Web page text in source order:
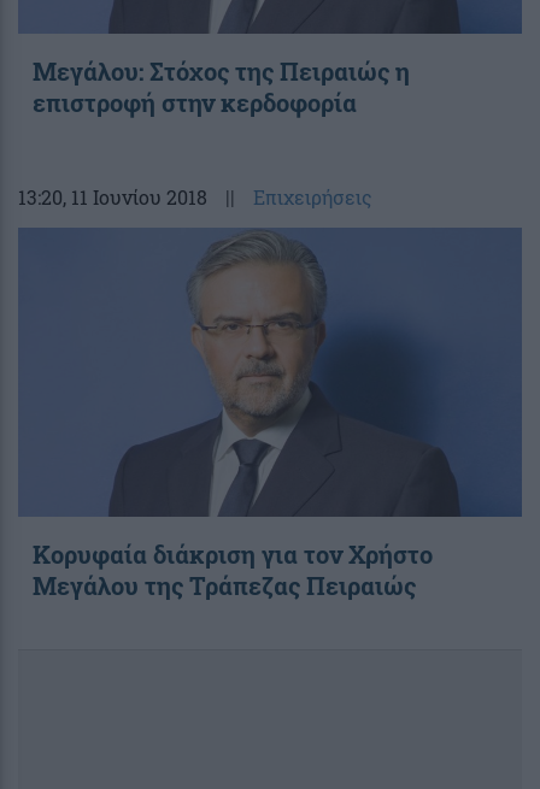
Μεγάλου: Στόχος της Πειραιώς η
επιστροφή στην κερδοφορία
13:20, 11 Ιουνίου 2018 || Επιχειρήσεις
Κορυφαία διάκριση για τον Χρήστο
Μεγάλου της Τράπεζας Πειραιώς